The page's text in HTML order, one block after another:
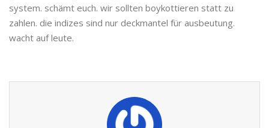
system. schämt euch. wir sollten boykottieren statt zu
zahlen. die indizes sind nur deckmantel für ausbeutung.
wacht auf leute.